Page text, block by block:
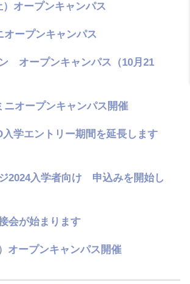
）オープンキャンパス
オープンキャンパス
オープンキャンパス（10月21
オープンキャンパス開催
入学エントリー期間を延長します
2024入学者向け 申込みを開始し
会が始まります
オープンキャンパス開催